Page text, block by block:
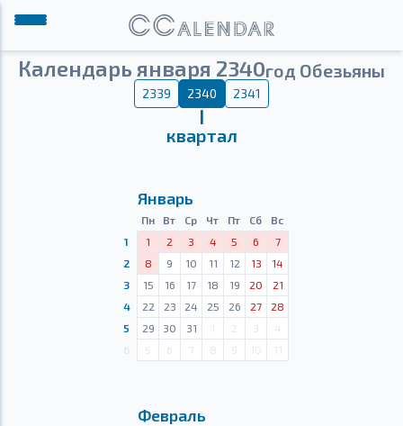
Календарь января 2340год Обезьяны
2339 2340 2341
Ⅰ
квартал
Январь
Пн Вт Ср Чт Пт Сб
Вс
1
1 2 3 4 5 6
7
2
8 9 10 11 12 13
14
3
15 16 17 18 19 20
21
4
22 23 24 25 26 27
28
5
29 30 31 1 2 3
4
5 6 7 8 9 10 11
Февраль